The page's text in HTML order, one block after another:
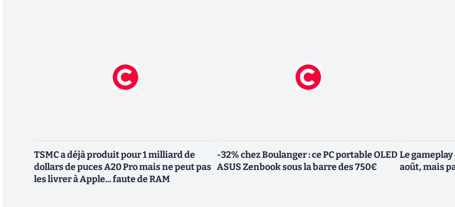
TSMC a déjà produit pour 1 milliard de
dollars de puces A20 Pro mais ne peut pas
les livrer à Apple... faute de RAM
-32% chez Boulanger : ce PC portable OLED
ASUS Zenbook sous la barre des 750€
Le gameplay
août, mais